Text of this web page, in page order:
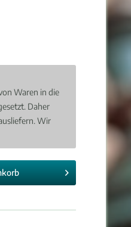
Waren in die
Daher
Wir